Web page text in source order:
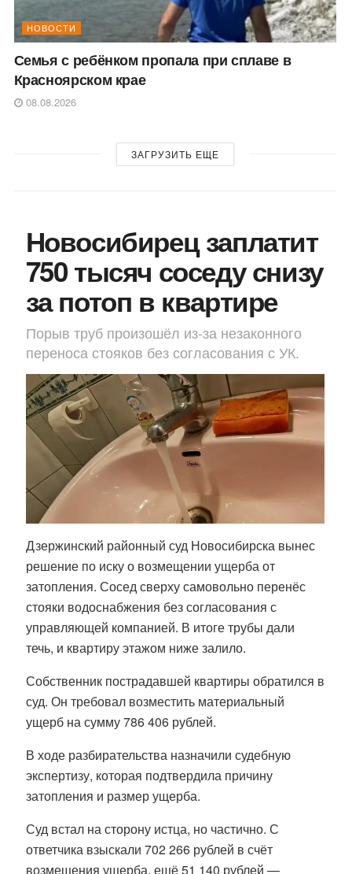
НОВОСТИ
Семья с ребёнком пропала при сплаве в
Красноярском крае
08.08.2026
ЗАГРУЗИТЬ ЕЩЕ
Новосибирец заплатит
750 тысяч соседу снизу
за потоп в квартире
Порыв труб произошёл из-за незаконного
переноса стояков без согласования с УК.
Дзержинский районный суд Новосибирска вынес
решение по иску о возмещении ущерба от
затопления. Сосед сверху самовольно перенёс
стояки водоснабжения без согласования с
управляющей компанией. В итоге трубы дали
течь, и квартиру этажом ниже залило.
Собственник пострадавшей квартиры обратился в
суд. Он требовал возместить материальный
ущерб на сумму 786 406 рублей.
В ходе разбирательства назначили судебную
экспертизу, которая подтвердила причину
затопления и размер ущерба.
Суд встал на сторону истца, но частично. С
ответчика взыскали 702 266 рублей в счёт
возмещения ущерба, ещё 51 140 рублей —